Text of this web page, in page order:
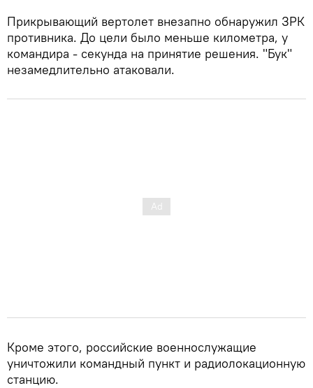
Прикрывающий вертолет внезапно обнаружил ЗРК
противника. До цели было меньше километра, у
командира - секунда на принятие решения. "Бук"
незамедлительно атаковали.
Кроме этого, российские военнослужащие
уничтожили командный пункт и радиолокационную
станцию.